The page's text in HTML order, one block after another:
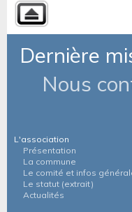
Dernière
Nous
L'association
Présentation
La commune
Le comité et infos
Le statut (extrait)
Actualités